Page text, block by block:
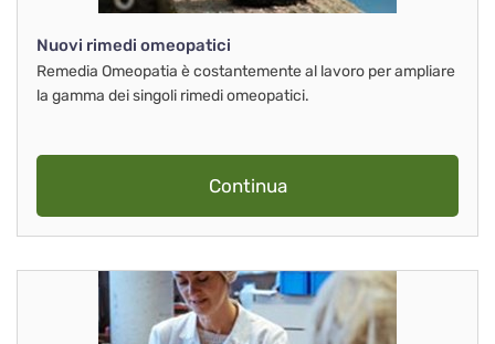
Nuovi rimedi omeopatici
Remedia Omeopatia è costantemente al lavoro per ampliare
la gamma dei singoli rimedi omeopatici.
Continua